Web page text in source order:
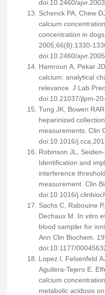
doi:10.2460/
Schenck PA, Chew
calcium
concentration in
2005;66(8):1330-
doi:10.2460/
Hamroun A, Pekar
calcium: analytical
relevance. J Lab
doi:10.21037/jlpm-
Tung JK, Bowen
heparinized
measurements. Clin
doi:10.1016/
Robinson JL,
Identification and
interference
measurement. Clin
doi:10.1016/
Sachs C, Rabouine
Dechaux M. In vitro
blood sampler for
Ann Clin Biochem.
doi:10.1177/
Lopez I, Felsenfeld
Aguilera-Tejero E.
calcium
metabolic acidosis